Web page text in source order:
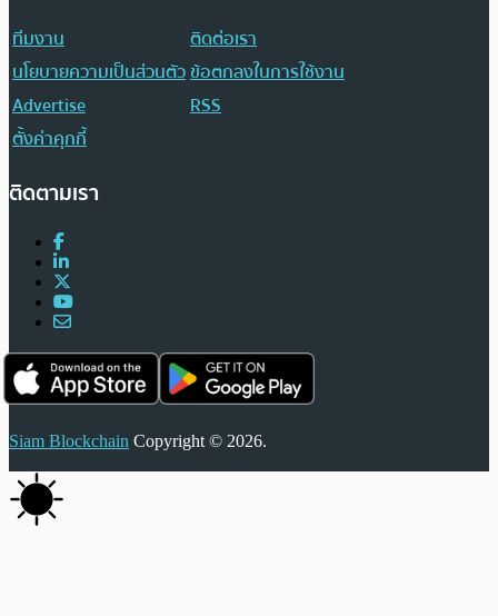
ทีมงาน
ติดต่อเรา
นโยบายความเป็นส่วนตัวข้อตกลงในการใช้งาน
Advertise
RSS
ตั้งค่าคุกกี้
ติดตามเรา
Siam Blockchain Copyright © 2026.